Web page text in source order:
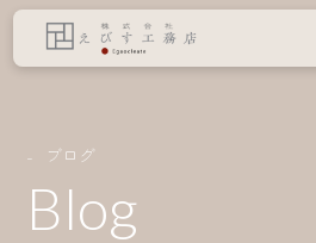
ブログ
Blog